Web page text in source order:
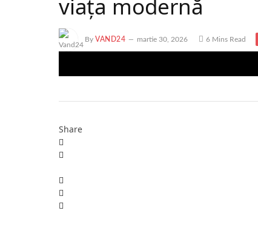
viața modernă
By VAND24 martie 30, 2026 6 Mins Read
Share